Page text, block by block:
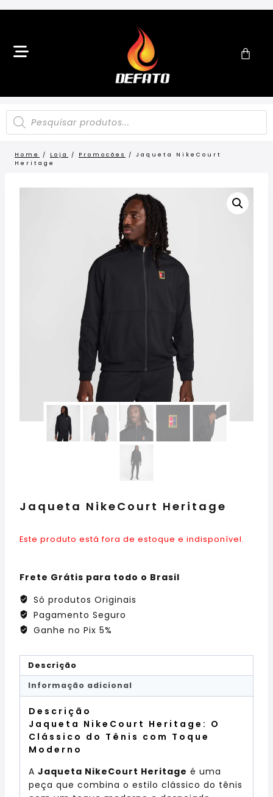
Home / Loja / Promocões /
Jaqueta NikeCourt
Heritage
Jaqueta NikeCourt Heritage
Este produto está fora de estoque e indisponível.
Frete Grátis para todo o Brasil
Só produtos Originais
Pagamento Seguro
Ganhe no Pix 5%
Descrição
Informação adicional
Descrição
Jaqueta NikeCourt Heritage: O
Clássico do Tênis com Toque
Moderno
A Jaqueta NikeCourt Heritage é uma
peça que combina o estilo clássico do tênis